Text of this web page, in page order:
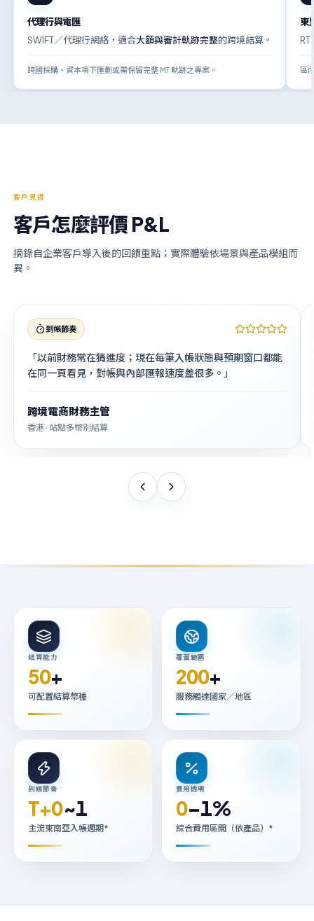
代理行與電匯
SWIFT／代理行網絡，適合大額與審計軌跡完整的跨境結算。
跨國採購、資本項下匯劃或需保留完整 MT 軌跡之專案。
東
區
客戶見證
客戶怎麼評價 P&L
摘錄自企業客戶導入後的回饋重點；實際體驗依場景與產品模組而
異。
到帳節奏
「以前財務常在猜進度；現在每筆入帳狀態與預期窗口都能
在同一頁看見，對帳與內部匯報速度差很多。」
跨境電商財務主管
香港 · 站點多幣別結算
結算能力
50+
可配置結算幣種
覆蓋範圍
200+
服務觸達國家／地區
到帳節奏
T+0~1
主流東南亞入帳週期*
費用透明
0–1%
綜合費用區間（依產品）*